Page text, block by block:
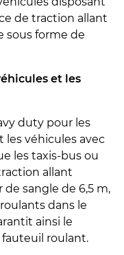
de traction allant
sous forme de
et les
duty pour les
les véhicules avec
les taxis-bus ou
allant
sangle de 6,5 m,
dans le
ainsi le
roulant.